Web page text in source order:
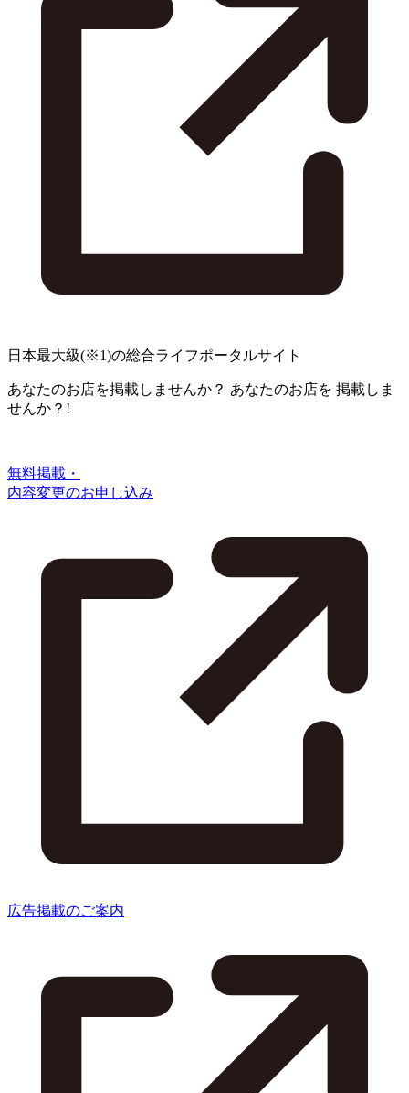
日本最大級(※1)の総合ライフポータルサイト
あなたのお店を掲載しませんか？ あなたのお店を 掲載しま
せんか？!
無料掲載・
内容変更のお申し込み
広告掲載のご案内